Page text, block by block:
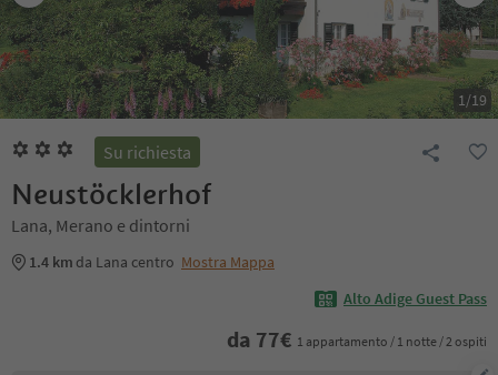
1/19
Su richiesta
Neustöcklerhof
Lana, Merano e dintorni
1.4 km da Lana centro Mostra Mappa
Alto Adige Guest Pass
da 77€ 1 appartamento / 1 notte / 2 ospiti